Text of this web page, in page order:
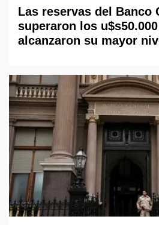
Las reservas del Banco
superaron los
alcanzaron su mayor